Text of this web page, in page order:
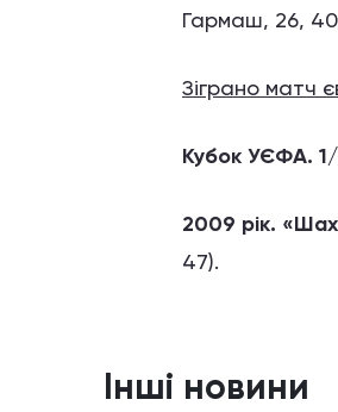
Гармаш, 26,
Зіграно матч
Кубок УЄФА. 1/
2009 рік.
47).
Інші новини